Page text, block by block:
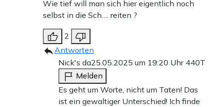
Wie tief will man sich hier eigentlich noch
selbst in die Sch…. reiten ?
2
Antworten
Nick's da25.05.2025 um 19:20 Uhr 440T
Melden
Es geht um Worte, nicht um Taten! Das
ist ein gewaltiger Unterschied! Ich finde